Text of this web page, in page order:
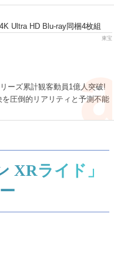
Ultra HD Blu-ray同梱4枚組
東宝
ーズ累計観客動員1億人突破!
圧倒的リアリティと予測不能
XRライド」